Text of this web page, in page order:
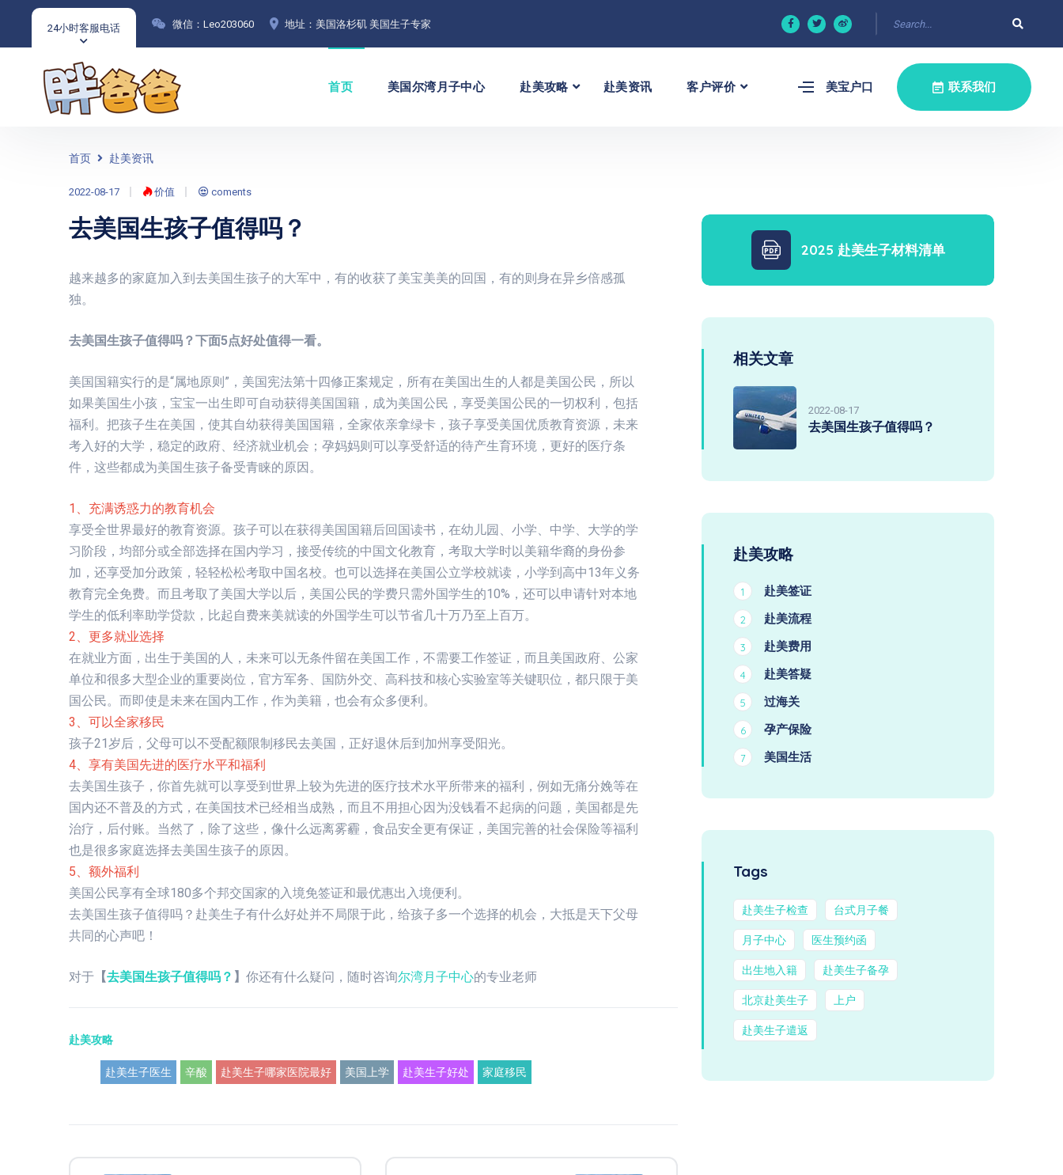
24小时客服电话 微信：Leo203060 地址：美国洛杉矶 美国生子专家
首页 美国尔湾月子中心 赴美攻略 赴美资讯 客户评价 美宝户口 联系我们
首页 赴美资讯
2022-08-17 价值 coments
去美国生孩子值得吗？
越来越多的家庭加入到去美国生孩子的大军中，有的收获了美宝美美的回国，有的则身在异乡倍感孤
独。
去美国生孩子值得吗？下面5点好处值得一看。
美国国籍实行的是“属地原则”，美国宪法第十四修正案规定，所有在美国出生的人都是美国公民，所以
如果美国生小孩，宝宝一出生即可自动获得美国国籍，成为美国公民，享受美国公民的一切权利，包括
福利。把孩子生在美国，使其自幼获得美国国籍，全家依亲拿绿卡，孩子享受美国优质教育资源，未来
考入好的大学，稳定的政府、经济就业机会；孕妈妈则可以享受舒适的待产生育环境，更好的医疗条
件，这些都成为美国生孩子备受青睐的原因。
1、充满诱惑力的教育机会
享受全世界最好的教育资源。孩子可以在获得美国国籍后回国读书，在幼儿园、小学、中学、大学的学
习阶段，均部分或全部选择在国内学习，接受传统的中国文化教育，考取大学时以美籍华裔的身份参
加，还享受加分政策，轻轻松松考取中国名校。也可以选择在美国公立学校就读，小学到高中13年义务
教育完全免费。而且考取了美国大学以后，美国公民的学费只需外国学生的10%，还可以申请针对本地
学生的低利率助学贷款，比起自费来美就读的外国学生可以节省几十万乃至上百万。
2、更多就业选择
在就业方面，出生于美国的人，未来可以无条件留在美国工作，不需要工作签证，而且美国政府、公家
单位和很多大型企业的重要岗位，官方军务、国防外交、高科技和核心实验室等关键职位，都只限于美
国公民。而即使是未来在国内工作，作为美籍，也会有众多便利。
3、可以全家移民
孩子21岁后，父母可以不受配额限制移民去美国，正好退休后到加州享受阳光。
4、享有美国先进的医疗水平和福利
去美国生孩子，你首先就可以享受到世界上较为先进的医疗技术水平所带来的福利，例如无痛分娩等在
国内还不普及的方式，在美国技术已经相当成熟，而且不用担心因为没钱看不起病的问题，美国都是先
治疗，后付账。当然了，除了这些，像什么远离雾霾，食品安全更有保证，美国完善的社会保险等福利
也是很多家庭选择去美国生孩子的原因。
5、额外福利
美国公民享有全球180多个邦交国家的入境免签证和最优惠出入境便利。
去美国生孩子值得吗？赴美生子有什么好处并不局限于此，给孩子多一个选择的机会，大抵是天下父母
共同的心声吧！
对于 【去美国生孩子值得吗？ 】 你还有什么疑问，随时咨询尔湾月子中心的专业老师
赴美攻略
赴美生子医生 辛酸 赴美生子哪家医院最好 美国上学 赴美生子好处 家庭移民
2025 赴美生子材料清单
相关文章
2022-08-17
去美国生孩子值得吗？
赴美攻略
1 赴美签证
2 赴美流程
3 赴美费用
4 赴美答疑
5 过海关
6 孕产保险
7 美国生活
Tags
赴美生子检查 台式月子餐
月子中心 医生预约函
出生地入籍 赴美生子备孕
北京赴美生子 上户
赴美生子遣返